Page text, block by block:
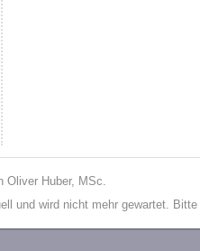
Oliver Huber, MSc.
und wird nicht mehr gewartet.